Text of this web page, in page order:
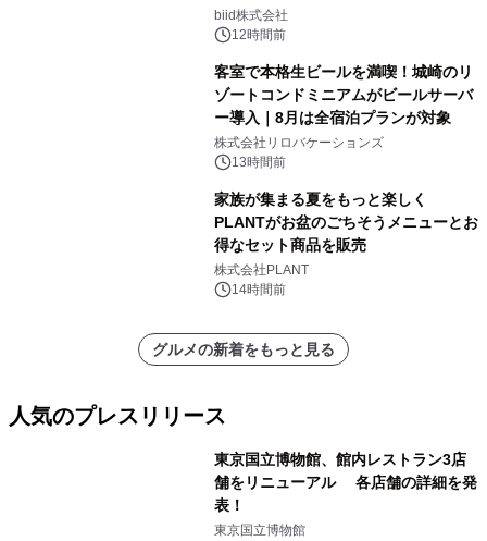
日(土)振替開催＆受付スタート！
biid株式会社
12時間前
客室で本格生ビールを満喫！城崎のリ
ゾートコンドミニアムがビールサーバ
ー導入｜8月は全宿泊プランが対象
株式会社リロバケーションズ
13時間前
家族が集まる夏をもっと楽しく
PLANTがお盆のごちそうメニューとお
得なセット商品を販売
株式会社PLANT
14時間前
グルメの新着をもっと見る
人気のプレスリリース
東京国立博物館、館内レストラン3店
舗をリニューアル 各店舗の詳細を発
表！
東京国立博物館